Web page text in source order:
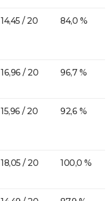
14,45 / 20 84,0 %
16,96 / 20 96,7 %
15,96 / 20 92,6 %
18,05 / 20 100,0 %